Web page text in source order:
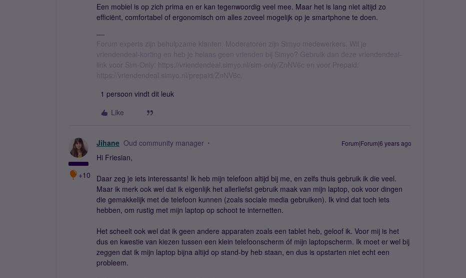
Een mobiel is op zich prima en er kan tegenwoordig veel mee. Maar het is lang niet altijd zo
efficiënt, comfortabel of ergonomisch om alles zoveel mogelijk op je smartphone te doen.
Forum experts zijn behulpzame klanten. Moderatoren zijn Simyo medewerkers. Wil je
vriendendeal-korting en heb je helaas geen vrienden bij Simyo? Gebruik dan deze vriendendeal-
link voor Sim-Only: https://vriendendeal.simyo.nl/sim-only/ZnNV6c en voor Prepaid:
https://vriendendeal.simyo.nl/prepaid/ZnNV6c.
1 persoon vindt dit leuk
Like
+10
Jihane Oud community manager Forum|Forum|6 years ago
Hi Friesian,
Daar zeg je iets interessants! Ik heb mijn telefoon altijd bij me, en zelfs thuis gebruik ik die veel.
Maar ik merk ook wel dat ik eigenlijk het allerliefst gebruik maak van mijn laptop, ook voor dingen
die gemakkelijk met de telefoon kunnen (zoals sociale media gebruiken). Ik vind dat toch iets
hebben, om rustig met mijn laptop op schoot te internetten.
Het scheelt ook wel dat ik geen andere apparaten zoals een tablet heb, geloof ik. Voor mij is het
dus en kwestie van kiezen tussen een klein telefoonscherm óf mijn laptopscherm. Ik moet er wel bij
zeggen dat ik mijn laptop bijna altijd op stand-by heb staan, en dus is opstarten niet echt een
probleem.